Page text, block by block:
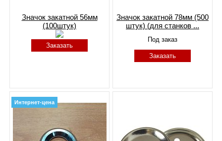
Значок закатной 56мм
(100штук)
Заказать
Значок закатной 78мм (500
штук) (для станков ...
Под заказ
Заказать
Интернет-цена